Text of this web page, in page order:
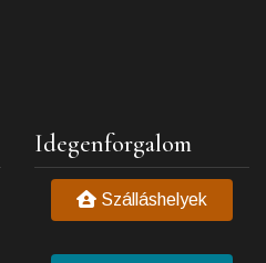
Idegenforgalom
Szálláshelyek